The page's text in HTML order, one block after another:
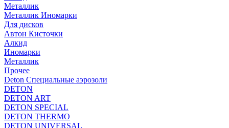
Металлик
Металлик Иномарки
Для дисков
Автон Кисточки
Алкид
Иномарки
Металлик
Прочее
Deton Специальные аэрозоли
DETON
DETON ART
DETON SPECIAL
DETON THERMO
DETON UNIVERSAL